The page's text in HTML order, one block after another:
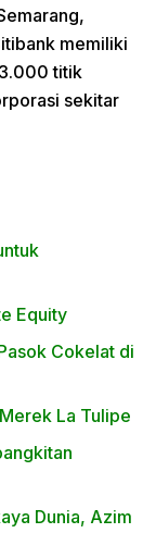
memiliki
titik
sekitar
Equity
Cokelat di
La Tulipe
Dunia, Azim